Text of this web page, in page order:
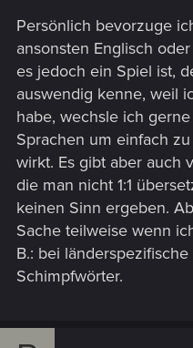
Persönlich bevorzuge
ansonsten Englisch
es jedoch ein Spiel ist,
auswendig kenne, weil
habe, wechsle ich
Sprachen um einfach
wirkt. Es gibt aber auch
die man nicht 1:1
keinen Sinn ergeben.
Sache teilweise wenn
B.: bei
Schimpfwörter.